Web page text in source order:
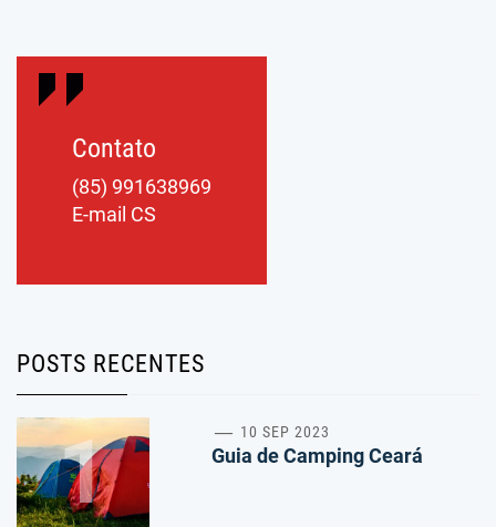
Contato
(85) 991638969
E-mail CS
POSTS RECENTES
1 10 SEP 2023
Guia de Camping Ceará